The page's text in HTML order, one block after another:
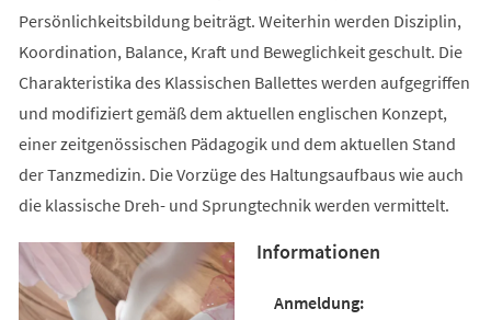
Persönlichkeitsbildung beiträgt. Weiterhin werden Disziplin,
Koordination, Balance, Kraft und Beweglichkeit geschult. Die
Charakteristika des Klassischen Ballettes werden aufgegriffen
und modifiziert gemäß dem aktuellen englischen Konzept,
einer zeitgenössischen Pädagogik und dem aktuellen Stand
der Tanzmedizin. Die Vorzüge des Haltungsaufbaus wie auch
die klassische Dreh- und Sprungtechnik werden vermittelt.
Informationen